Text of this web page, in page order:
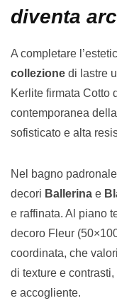
diventa
A completare
collezione di lastre
Kerlite firmata Cotto
contemporanea
sofisticato e alta
Nel bagno
decori Ballerina e
e raffinata. Al piano
decoro Fleur
coordinata, che
di texture e
e accogliente.